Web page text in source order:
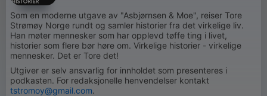
Som en moderne utgave av "Asbjørnsen & Moe", reiser Tore
Strømøy Norge rundt og samler historier fra det virkelige liv.
Han møter mennesker som har opplevd tøffe ting i livet,
historier som flere bør høre om. Virkelige historier - virkelige
mennesker. Det er Tore det!
Utgiver er selv ansvarlig for innholdet som presenteres i
podkasten. For redaksjonelle henvendelser kontakt
tstromoy@gmail.com.